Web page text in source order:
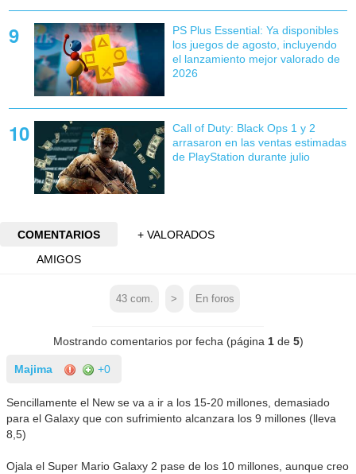
PS Plus Essential: Ya disponibles
los juegos de agosto, incluyendo
el lanzamiento mejor valorado de
2026
Call of Duty: Black Ops 1 y 2
arrasaron en las ventas estimadas
de PlayStation durante julio
COMENTARIOS
+ VALORADOS
AMIGOS
43com. > En foros
Mostrando comentarios por fecha (página 1de 5)
Majima +0
Sencillamente el New se va a ir a los 15-20 millones, demasiado
para el Galaxy que con sufrimiento alcanzara los 9 millones (lleva
8,5)
Ojala el Super Mario Galaxy 2 pase de los 10 millones, aunque creo